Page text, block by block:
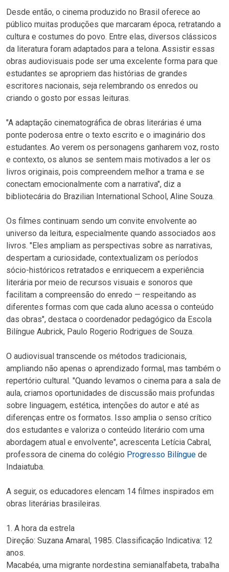
Desde então, o cinema produzido no Brasil oferece ao
público muitas produções que marcaram época, retratando a
cultura e costumes do povo. Entre elas, diversos clássicos
da literatura foram adaptados para a telona. Assistir essas
obras audiovisuais pode ser uma excelente forma para que
estudantes se apropriem das histórias de grandes
escritores nacionais, seja relembrando os enredos ou
criando o gosto por essas leituras.
"A adaptação cinematográfica de obras literárias é uma
ponte poderosa entre o texto escrito e o imaginário dos
estudantes. Ao verem os personagens ganharem voz, rosto
e contexto, os alunos se sentem mais motivados a ler os
livros originais, pois compreendem melhor a trama e se
conectam emocionalmente com a narrativa", diz a
bibliotecária do Brazilian International School, Aline Souza.
Os filmes continuam sendo um convite envolvente ao
universo da leitura, especialmente quando associados aos
livros. "Eles ampliam as perspectivas sobre as narrativas,
despertam a curiosidade, contextualizam os períodos
sócio-históricos retratados e enriquecem a experiência
literária por meio de recursos visuais e sonoros que
facilitam a compreensão do enredo — respeitando as
diferentes formas com que cada aluno acessa o conteúdo
das obras", destaca o coordenador pedagógico da Escola
Bilíngue Aubrick, Paulo Rogerio Rodrigues de Souza.
O audiovisual transcende os métodos tradicionais,
ampliando não apenas o aprendizado formal, mas também o
repertório cultural. "Quando levamos o cinema para a sala de
aula, criamos oportunidades de discussão mais profundas
sobre linguagem, estética, intenções do autor e até as
diferenças entre os formatos. Isso amplia o senso crítico
dos estudantes e valoriza o conteúdo literário com uma
abordagem atual e envolvente", acrescenta Letícia Cabral,
professora de cinema do colégio Progresso Bilíngue de
Indaiatuba.
A seguir, os educadores elencam 14 filmes inspirados em
obras literárias brasileiras.
1. A hora da estrela
Direção: Suzana Amaral, 1985. Classificação Indicativa: 12
anos.
Macabéa, uma migrante nordestina semianalfabeta, trabalha